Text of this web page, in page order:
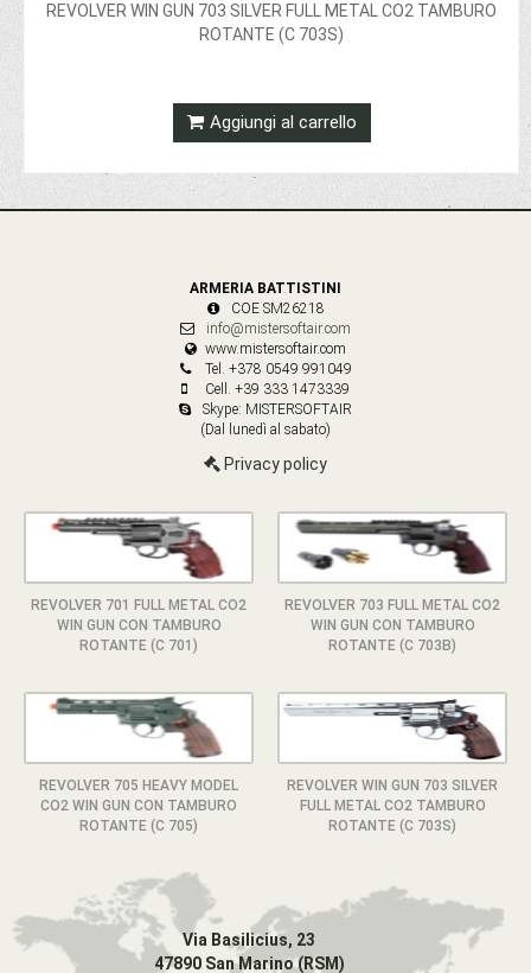
REVOLVER WIN GUN 703 SILVER FULL METAL CO2 TAMBURO
ROTANTE (C 703S)
Aggiungi al carrello
ARMERIA BATTISTINI
COE SM26218
info@mistersoftair.com
www.mistersoftair.com
Tel. +378 0549 991049
Cell. +39 333 1473339
Skype: MISTERSOFTAIR
(Dal lunedì al sabato)
Privacy policy
REVOLVER 701 FULL METAL CO2
WIN GUN CON TAMBURO
ROTANTE (C 701)
REVOLVER 703 FULL METAL CO2
WIN GUN CON TAMBURO
ROTANTE (C 703B)
REVOLVER 705 HEAVY MODEL
CO2 WIN GUN CON TAMBURO
ROTANTE (C 705)
REVOLVER WIN GUN 703 SILVER
FULL METAL CO2 TAMBURO
ROTANTE (C 703S)
Via Basilicius, 23
47890 San Marino (RSM)